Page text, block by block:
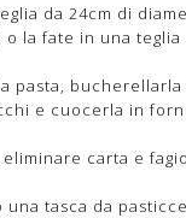
da 24cm di
la fate in una
pasta,
e cuocerla in
carta e
una tasca da